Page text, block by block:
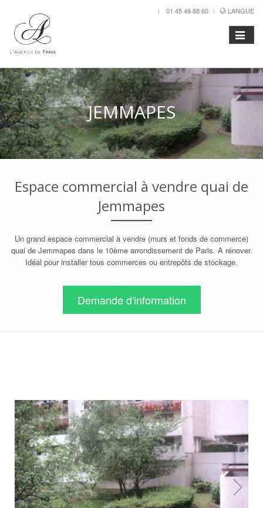
01 45 48 88 60 LANGUE
JEMMAPES
Espace commercial à vendre quai de
Jemmapes
Un grand espace commercial à vendre (murs et fonds de commerce)
quai de Jemmapes dans le 10ème arrondissement de Paris. A rénover.
Idéal pour installer tous commerces ou entrepôts de stockage.
Demande d'information